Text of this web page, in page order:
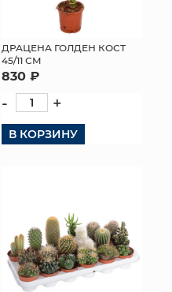
ДРАЦЕНА ГОЛДЕН КОСТ
45/11 СМ
830 ₽
- +
В КОРЗИНУ